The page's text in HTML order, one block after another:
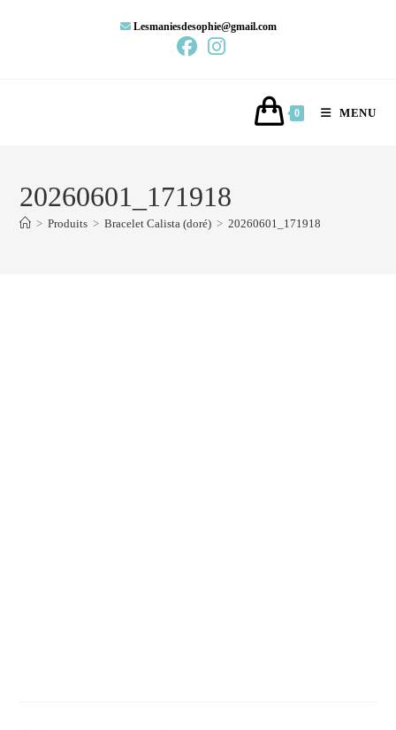
Lesmaniesdesophie@gmail.com
0 MENU
20260601_171918
> Produits > Bracelet Calista (doré) > 20260601_171918